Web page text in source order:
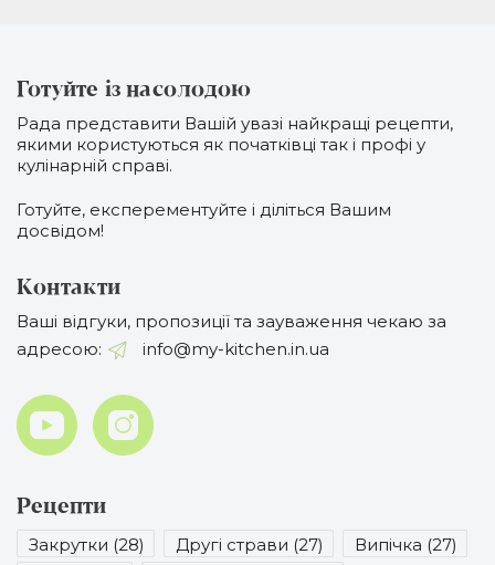
Готуйте із насолодою
Рада представити Вашій увазі найкращі рецепти,
якими користуються як початківці так і профі у
кулінарній справі.
Готуйте, експерементуйте і діліться Вашим
досвідом!
Контакти
Ваші відгуки, пропозиції та зауваження чекаю за
адресою:
info@my-kitchen.in.ua
Рецепти
Закрутки (28)
Другі страви (27) Випічка (27)